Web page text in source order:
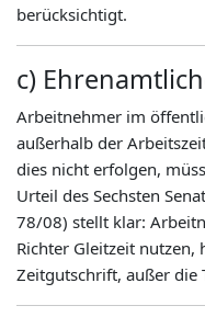
berücksichtigt.
c)
Arbeitnehmer im
außerhalb der
dies nicht erfolgen,
Urteil des Sechsten
78/08) stellt klar:
Richter Gleitzeit nutzen,
Zeitgutschrift, außer die